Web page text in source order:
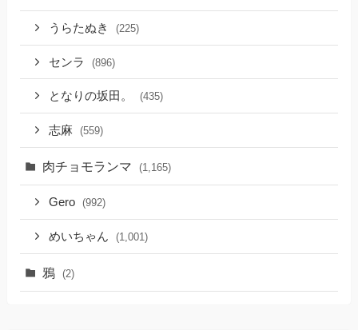
うらたぬき (225)
センラ (896)
となりの坂田。 (435)
志麻 (559)
肉チョモランマ (1,165)
Gero (992)
めいちゃん (1,001)
鴉 (2)